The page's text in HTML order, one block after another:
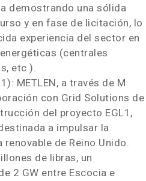
demostrando una sólida
y en fase de licitación, lo
experiencia del sector en
(centrales
etc.).
METLEN, a través de M
con Grid Solutions de
del proyecto EGL1,
a impulsar la
de Reino Unido.
de libras, un
2 GW entre Escocia e